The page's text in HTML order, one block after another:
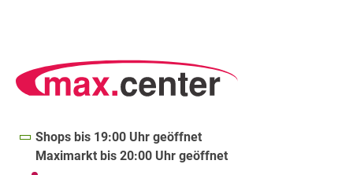
Shops bis 19:00 Uhr geöffnet
Maximarkt bis 20:00 Uhr geöffnet